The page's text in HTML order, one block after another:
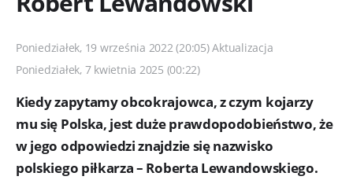
Poniedziałek, 19 września 2022 (20:05) Aktualizacja
Poniedziałek, 7 kwietnia 2025 (00:22)
Kiedy zapytamy obcokrajowca, z czym kojarzy
mu się Polska, jest duże prawdopodobieństwo, że
w jego odpowiedzi znajdzie się nazwisko
polskiego piłkarza – Roberta Lewandowskiego.